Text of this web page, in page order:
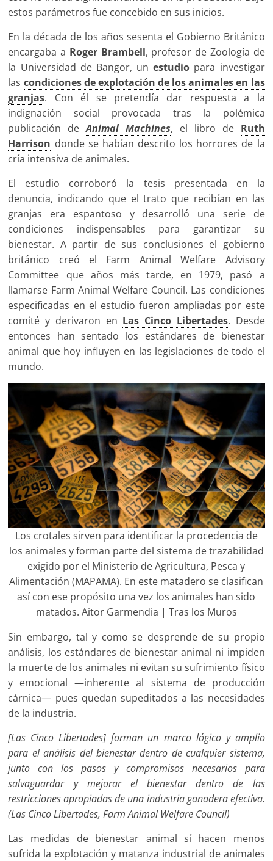
estos parámetros fue concebido en sus inicios.
En la década de los años sesenta el Gobierno Británico
encargaba a Roger Brambell, profesor de Zoología de
la Universidad de Bangor, unestudio para investigar
las condiciones de explotación de los animales en las
granjas. Con él se pretendía dar respuesta a la
indignación social provocada tras la polémica
publicación deAnimal Machines, el libro de Ruth
Harrison donde se habían descrito los horrores de la
cría intensiva de animales.
El estudio corroboró la tesis presentada en la
denuncia, indicando que el trato que recibían en las
granjas era espantoso y desarrolló una serie de
condiciones indispensables para garantizar su
bienestar. A partir de sus conclusiones el gobierno
británico creó el Farm Animal Welfare Advisory
Committee que años más tarde, en 1979, pasó a
llamarse Farm Animal Welfare Council. Las condiciones
especificadas en el estudio fueron ampliadas por este
comité y derivaron en Las Cinco Libertades. Desde
entonces han sentado los estándares de bienestar
animal que hoy influyen en las legislaciones de todo el
mundo.
Los crotales sirven para identificar la procedencia de
los animales y forman parte del sistema de trazabilidad
exigido por el Ministerio de Agricultura, Pesca y
Alimentación (MAPAMA). En este matadero se clasifican
así con ese propósito una vez los animales han sido
matados. Aitor Garmendia | Tras los Muros
Sin embargo, tal y como se desprende de su propio
análisis, los estándares de bienestar animal ni impiden
la muerte de los animales ni evitan su sufrimiento físico
y emocional —inherente al sistema de producción
cárnica— pues quedan supeditados a las necesidades
de la industria.
[Las Cinco Libertades] forman un marco lógico y amplio
para el análisis del bienestar dentro de cualquier sistema,
junto con los pasos y compromisos necesarios para
salvaguardar y mejorar el bienestar dentro de las
restricciones apropiadas de una industria ganadera efectiva.
(Las Cinco Libertades, Farm Animal Welfare Council)
Las medidas de bienestar animal sí hacen menos
sufrida la explotación y matanza industrial de animales